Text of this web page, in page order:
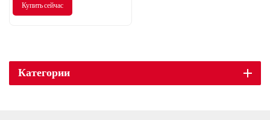
Купить сейчас
Категории